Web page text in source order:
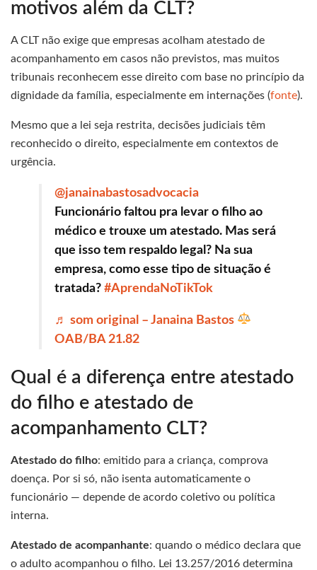
motivos além da CLT?
A CLT não exige que empresas acolham atestado de
acompanhamento em casos não previstos, mas muitos
tribunais reconhecem esse direito com base no princípio da
dignidade da família, especialmente em internações (fonte).
Mesmo que a lei seja restrita, decisões judiciais têm
reconhecido o direito, especialmente em contextos de
urgência.
@janainabastosadvocacia
Funcionário faltou pra levar o filho ao
médico e trouxe um atestado. Mas será
que isso tem respaldo legal? Na sua
empresa, como esse tipo de situação é
tratada? #AprendaNoTikTok
♬ som original – Janaina Bastos
OAB/BA 21.82
Qual é a diferença entre atestado
do filho e atestado de
acompanhamento CLT?
Atestado do filho: emitido para a criança, comprova
doença. Por si só, não isenta automaticamente o
funcionário — depende de acordo coletivo ou política
interna.
Atestado de acompanhante: quando o médico declara que
o adulto acompanhou o filho. Lei 13.257/2016 determina